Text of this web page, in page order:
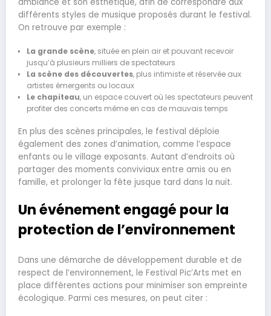
différents styles de musique proposés durant le festival.
On retrouve par exemple :
La grande scène, située en plein air et pouvant recevoir
jusqu’à plusieurs milliers de spectateurs
La scène des découvertes, plus intimiste et réservée aux
artistes émergents ou locaux
Le chapiteau, un espace couvert où les spectateurs peuvent
profiter des concerts même en cas de mauvais temps
En plus des scènes principales, le festival déploie
également des zones d’animation, comme l’espace
enfants ou le village exposants. Autant d’endroits où
partager des moments conviviaux entre amis ou en
famille, et prolonger la fête jusque tard dans la nuit.
Un événement engagé pour la
protection de l’environnement
Dans une démarche de développement durable et de
respect de l’environnement, le Festival Pic’Arts met en
place différentes actions pour minimiser son empreinte
écologique. Parmi ces mesures, on peut citer :